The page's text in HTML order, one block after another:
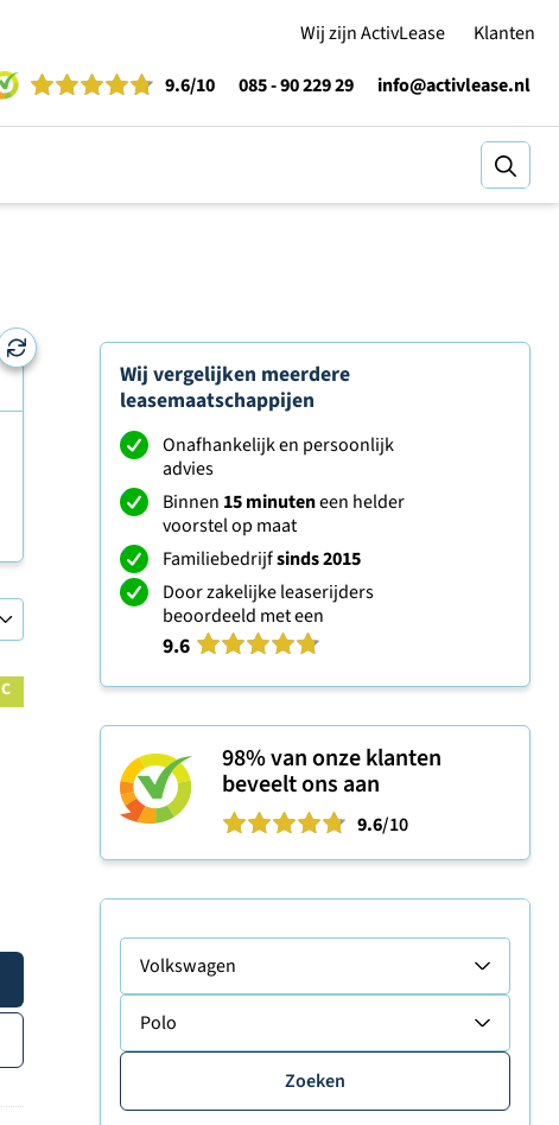
Wij zijn ActivLease
Klanten
9.6/10 085 - 90 229 29 info@activlease.nl
C
Wij vergelijken meerdere
leasemaatschappijen
Onafhankelijk en persoonlijk
advies
Binnen 15 minuteneen helder
voorstel op maat
Familiebedrijfsinds 2015
Door zakelijke leaserijders
beoordeeld met een
9.6
98%van onze klanten
beveelt ons aan
9.6/10
Volkswagen
Polo
Zoeken